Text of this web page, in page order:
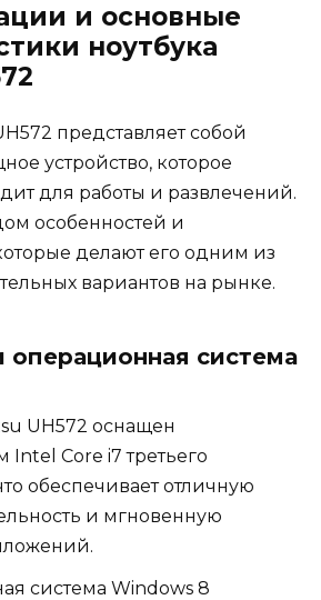
и основные
ноутбука
представляет собой
устройство, которое
для работы и развлечений.
особенностей и
делают его одним из
вариантов на рынке.
операционная система
UH572 оснащен
Intel Core i7 третьего
обеспечивает отличную
и мгновенную
система Windows 8